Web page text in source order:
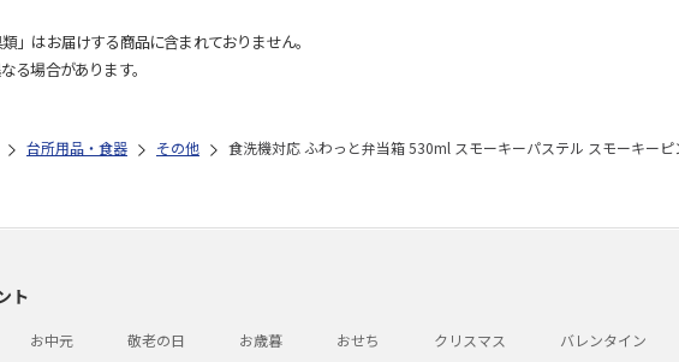
はお届けする商品に含まれておりません。
る場合があります。
台所用品・食器 その他 食洗機対応 ふわっと弁当箱 530ml スモーキーパステル スモーキーピ
ト
お中元 敬老の日 お歳暮 おせち クリスマス バレンタイン